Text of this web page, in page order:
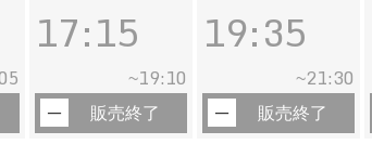
17:15
~19:10
販売終了
19:35
~21:30
販売終了